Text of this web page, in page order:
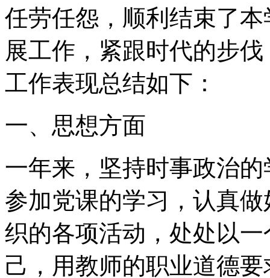
任劳任怨，顺利结束了
展工作，紧跟时代的步
工作表现总结如下：
一、思想方面
一年来，坚持时事政治
参加党课的学习，认真
织的各项活动，处处以
己，用教师的职业道德